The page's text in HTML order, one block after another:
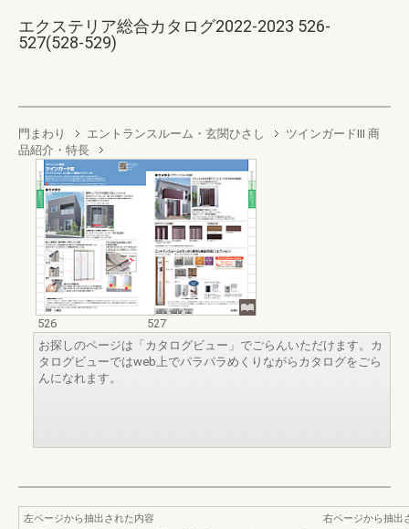
エクステリア総合カタログ2022-2023 526-
527(528-529)
門まわり エントランスルーム・玄関ひさし
ツインガードIII 商
品紹介・特長
526
527
お探しのページは「カタログビュー」でごらんいただけます。カ
タログビューではweb上でパラパラめくりながらカタログをごら
んになれます。
左ページから抽出された内容
右ページから抽出